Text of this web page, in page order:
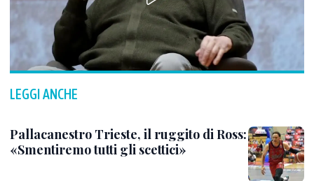
LEGGI ANCHE
Pallacanestro Trieste, il ruggito di Ross:
«Smentiremo tutti gli scettici»